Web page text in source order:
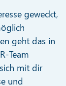
geweckt,
geht das in
Team
mit dir
und